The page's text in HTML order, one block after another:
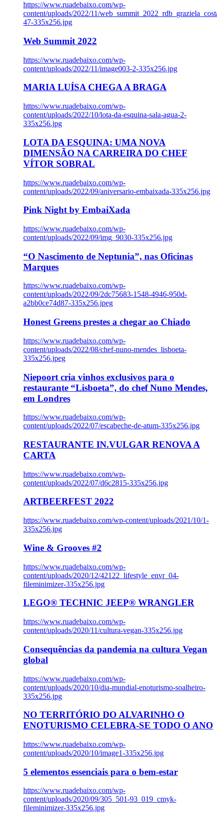
https://www.ruadebaixo.com/wp-
content/uploads/2022/11/
47-335x256.jpg
Web Summit 2022
https://www.ruadebaixo.com/wp-
content/uploads/2022/11/image003-2-335x256.jpg
MARIA LUÍSA CHEGA A BRAGA
https://www.ruadebaixo.com/wp-
content/uploads/2022/10/lota-da-esquina-sala-agua-2-
335x256.jpg
LOTA DA ESQUINA: UMA NOVA
DIMENSÃO NA CARREIRA DO CHEF
VÍTOR SOBRAL
https://www.ruadebaixo.com/wp-
content/uploads/2022/09/aniversario-embaixada-335x256.jpg
Pink Night by EmbaiXada
https://www.ruadebaixo.com/wp-
content/uploads/2022/09/img_9030-335x256.jpg
“O Nascimento de Neptunia”, nas Oficinas
Marques
https://www.ruadebaixo.com/wp-
content/uploads/2022/09/2dc75683-1548-4946-950d-
a2bb0ce74d87-335x256.jpeg
Honest Greens prestes a chegar ao Chiado
https://www.ruadebaixo.com/wp-
content/uploads/2022/08/chef-nuno-mendes_lisboeta-
335x256.jpeg
Niepoort cria vinhos exclusivos para o
restaurante “Lisboeta”, do chef Nuno Mendes,
em Londres
https://www.ruadebaixo.com/wp-
content/uploads/2022/07/escabeche-de-atum-335x256.jpg
RESTAURANTE IN.VULGAR RENOVA A
CARTA
https://www.ruadebaixo.com/wp-
content/uploads/2022/07/d6c2815-335x256.jpg
ARTBEERFEST 2022
https://www.ruadebaixo.com/wp-content/uploads/2021/10/1-
335x256.jpg
Wine & Grooves #2
https://www.ruadebaixo.com/wp-
content/uploads/2020/12/42122_lifestyle_envr_04-
fileminimizer-335x256.jpg
LEGO® TECHNIC JEEP® WRANGLER
https://www.ruadebaixo.com/wp-
content/uploads/2020/11/cultura-vegan-335x256.jpg
Consequências da pandemia na cultura Vegan
global
https://www.ruadebaixo.com/wp-
content/uploads/2020/10/dia-mundial-enoturismo-soalheiro-
335x256.jpg
NO TERRITÓRIO DO ALVARINHO O
ENOTURISMO CELEBRA-SE TODO O ANO
https://www.ruadebaixo.com/wp-
content/uploads/2020/10/image1-335x256.jpg
5 elementos essenciais para o bem-estar
https://www.ruadebaixo.com/wp-
content/uploads/2020/09/305_501-93_019_cmyk-
fileminimizer-335x256.jpg